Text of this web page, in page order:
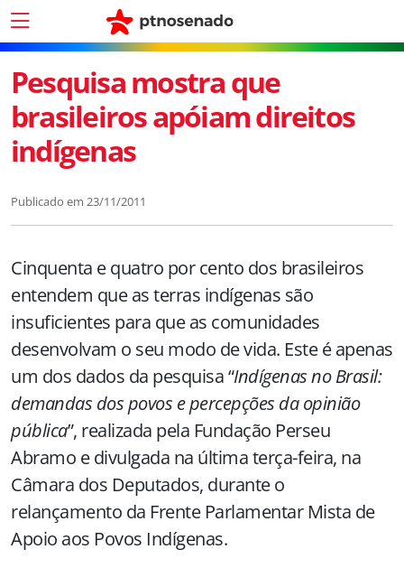
Pesquisa mostra que
brasileiros apóiam direitos
indígenas
Publicado em 23/11/2011
Cinquenta e quatro por cento dos brasileiros
entendem que as terras indígenas são
insuficientes para que as comunidades
desenvolvam o seu modo de vida. Este é apenas
um dos dados da pesquisa “Indígenas no Brasil:
demandas dos povos e percepções da opinião
pública”, realizada pela Fundação Perseu
Abramo e divulgada na última terça-feira, na
Câmara dos Deputados, durante o
relançamento da Frente Parlamentar Mista de
Apoio aos Povos Indígenas.